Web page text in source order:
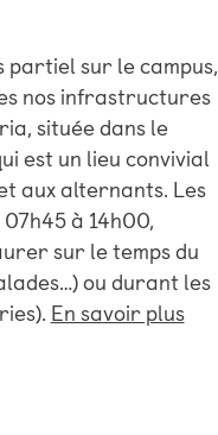
partiel sur le campus,
nos infrastructures
située dans le
est un lieu convivial
aux alternants. Les
à 14h00,
sur le temps du
ou durant les
En savoir plus